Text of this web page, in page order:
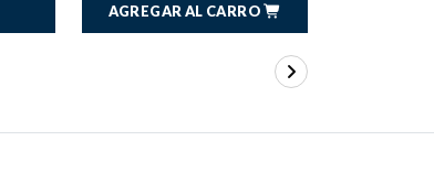
AGREGAR AL CARRO